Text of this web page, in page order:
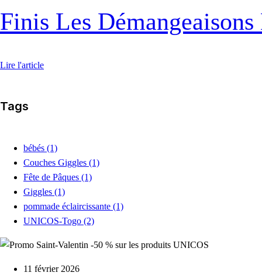
Finis Les
Lire l'article
Tags
bébés (1)
Couches Giggles (1)
Fête de Pâques (1)
Giggles (1)
pommade éclaircissante (1)
UNICOS-Togo (2)
11 février 2026